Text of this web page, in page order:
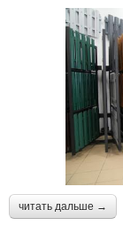
читать дальше →